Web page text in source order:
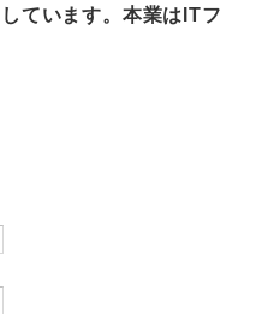
ています。本業はITフ